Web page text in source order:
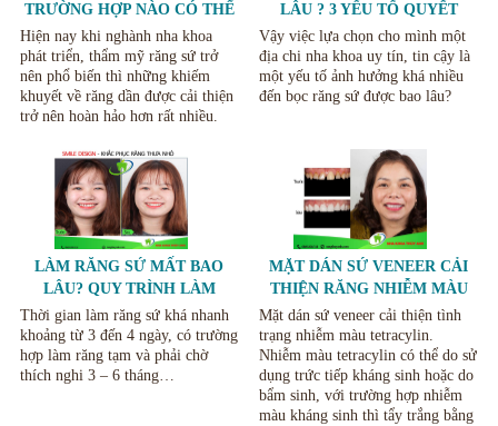
TRƯỜNG HỢP NÀO CÓ THỂ
BỌC SỨ THẨM MỸ HIỆU
QUẢ.
Hiện nay khi nghành nha khoa
phát triển, thẩm mỹ răng sứ trở
nên phổ biến thì những khiếm
khuyết về răng dần được cải thiện
trở nên hoàn hảo hơn rất nhiều.
LÂU ? 3 YẾU TỐ QUYẾT
ĐỊNH TUỔI THỌ RĂNG SỨ.
Vậy việc lựa chọn cho mình một
địa chi nha khoa uy tín, tin cậy là
một yếu tố ảnh hưởng khá nhiều
đến bọc răng sứ được bao lâu?
LÀM RĂNG SỨ MẤT BAO
LÂU? QUY TRÌNH LÀM
RĂNG SỨ.
Thời gian làm răng sứ khá nhanh
khoảng từ 3 đến 4 ngày, có trường
hợp làm răng tạm và phải chờ
thích nghi 3 – 6 tháng…
MẶT DÁN SỨ VENEER CẢI
THIỆN RĂNG NHIỄM MÀU
TETRACYCLIN
Mặt dán sứ veneer cải thiện tình
trạng nhiễm màu tetracylin.
Nhiễm màu tetracylin có thể do sử
dụng trức tiếp kháng sinh hoặc do
bẩm sinh, với trường hợp nhiễm
màu kháng sinh thì tẩy trắng bằng